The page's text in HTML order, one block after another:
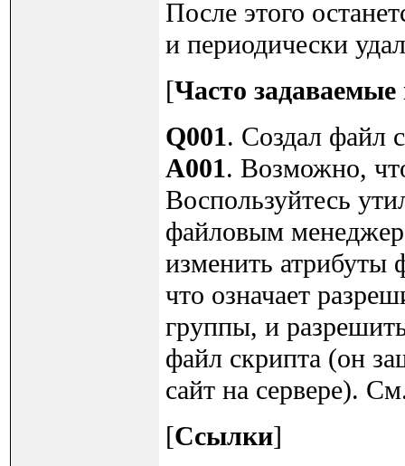
После этого
и периодически
[Часто
Q001. Создал файл
A001. Возможно,
Воспользуйтесь
файловым
изменить атрибуты
что означает
группы, и
файл скрипта (он
сайт на сервере).
[Ссылки]